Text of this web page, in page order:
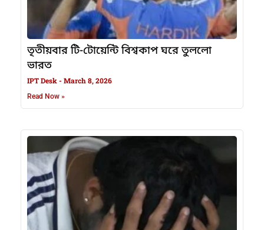
তৃতীয়বার টি-টোয়েন্টি বিশ্বকাপ ঘরে তুললো
ভারত
IPT Desk March 8, 2026
Read Now »